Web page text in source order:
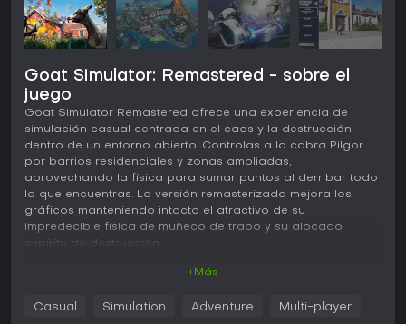
Goat Simulator: Remastered - sobre el
juego
Goat Simulator Remastered ofrece una experiencia de
simulación casual centrada en el caos y la destrucción
dentro de un entorno abierto. Controlas a la cabra Pilgor
por barrios residenciales y zonas ampliadas,
aprovechando la física para sumar puntos al derribar todo
lo que encuentras. La versión remasterizada mejora los
gráficos manteniendo intacto el atractivo de su
impredecible física de muñeco de trapo y su alocado
espíritu de destrucción.
experimentar con Pilgor. Te mueves con controles habituales
+Más
Casual Simulation Adventure Multi-player